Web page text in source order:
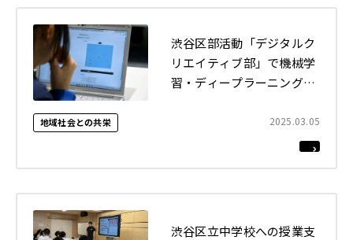
地域社会との共栄 2025.03.05
渋谷区部活動「デジタルク
リエイティブ部」で機械学
習・ディープラーニングの
渋谷区立中学校への授業支